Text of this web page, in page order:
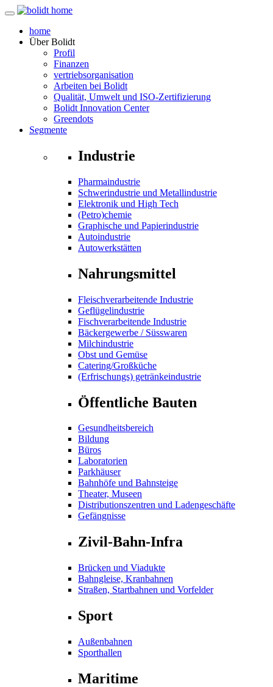
home
ÜberBolidt
Profil
Finanzen
vertriebsorganisation
Arbeiten bei Bolidt
Qualität, Umwelt und ISO-Zertifizierung
Bolidt Innovation Center
Greendots
Segmente
Industrie
Pharmaindustrie
Schwerindustrie und Metallindustrie
Elektronik und High Tech
(Petro)chemie
Graphische und Papierindustrie
Autoindustrie
Autowerkstätten
Nahrungsmittel
Fleischverarbeitende Industrie
Geflügelindustrie
Fischverarbeitende Industrie
Bäckergewerbe / Süsswaren
Milchindustrie
Obst und Gemüse
Catering/Großküche
(Erfrischungs) getränkeindustrie
Öffentliche Bauten
Gesundheitsbereich
Bildung
Büros
Laboratorien
Parkhäuser
Bahnhöfe und Bahnsteige
Theater, Museen
Distributionszentren und Ladengeschäfte
Gefängnisse
Zivil-Bahn-Infra
Brücken und Viadukte
Bahngleise, Kranbahnen
Straßen, Startbahnen und Vorfelder
Sport
Außenbahnen
Sporthallen
Maritime